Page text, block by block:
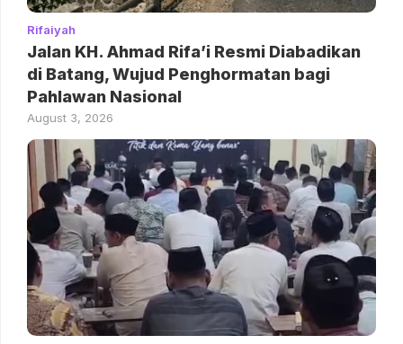
Rifaiyah
Jalan KH. Ahmad Rifa’i Resmi Diabadikan
di Batang, Wujud Penghormatan bagi
Pahlawan Nasional
August 3, 2026